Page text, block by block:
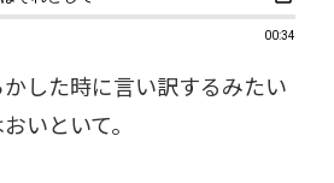
00:34
した時に言い訳するみたい
いといて。